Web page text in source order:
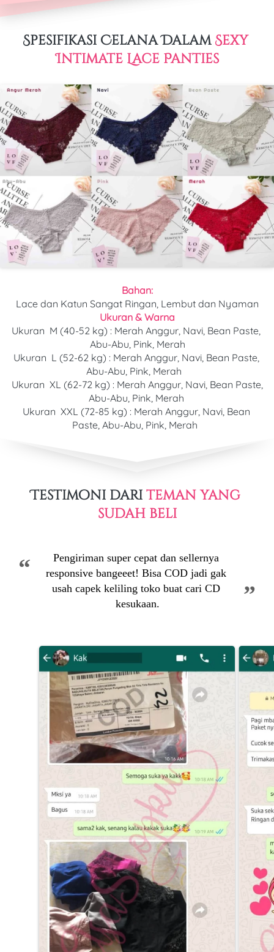
Spesifikasi Celana Dalam Sexy
Intimate Lace Panties
Bahan:
Lace dan Katun Sangat Ringan, Lembut dan Nyaman
Ukuran & Warna
Ukuran  M (40-52 kg) : Merah Anggur, Navi, Bean Paste,
Abu-Abu, Pink, Merah
Ukuran L (52-62 kg) : Merah Anggur, Navi, Bean Paste,
Abu-Abu, Pink, Merah
Ukuran
  XL (62-72 kg) :
Merah Anggur, Navi, Bean Paste,
Abu-Abu, Pink, Merah
Ukuran  XXL (72-85 kg) : Merah Anggur, Navi, Bean
Paste, Abu-Abu, Pink, Merah
Testimoni dari teman yang
sudah beli
“
Pengiriman super cepat dan sellernya
responsive bangeeet! Bisa COD jadi gak
usah capek keliling toko buat cari CD
kesukaan.
”